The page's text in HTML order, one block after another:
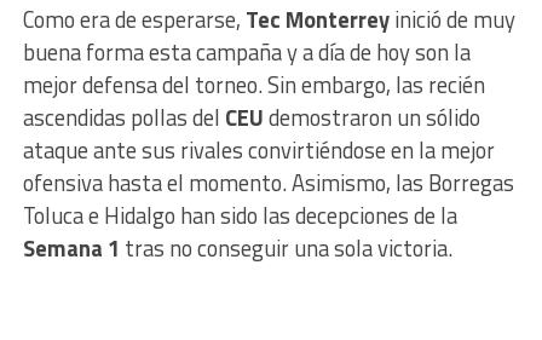
Como era de esperarse, Tec Monterreyinició de muy
buena forma esta campaña y a día de hoy son la
mejor defensa del torneo. Sin embargo, las recién
ascendidas pollas del CEUdemostraron un sólido
ataque ante sus rivales convirtiéndose en la mejor
ofensiva hasta el momento. Asimismo, las Borregas
Toluca e Hidalgo han sido las decepciones de la
Semana 1 tras no conseguir una sola victoria.